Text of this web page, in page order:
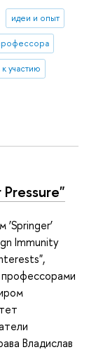
идеи и опыт
участию
Immunity
Владислав